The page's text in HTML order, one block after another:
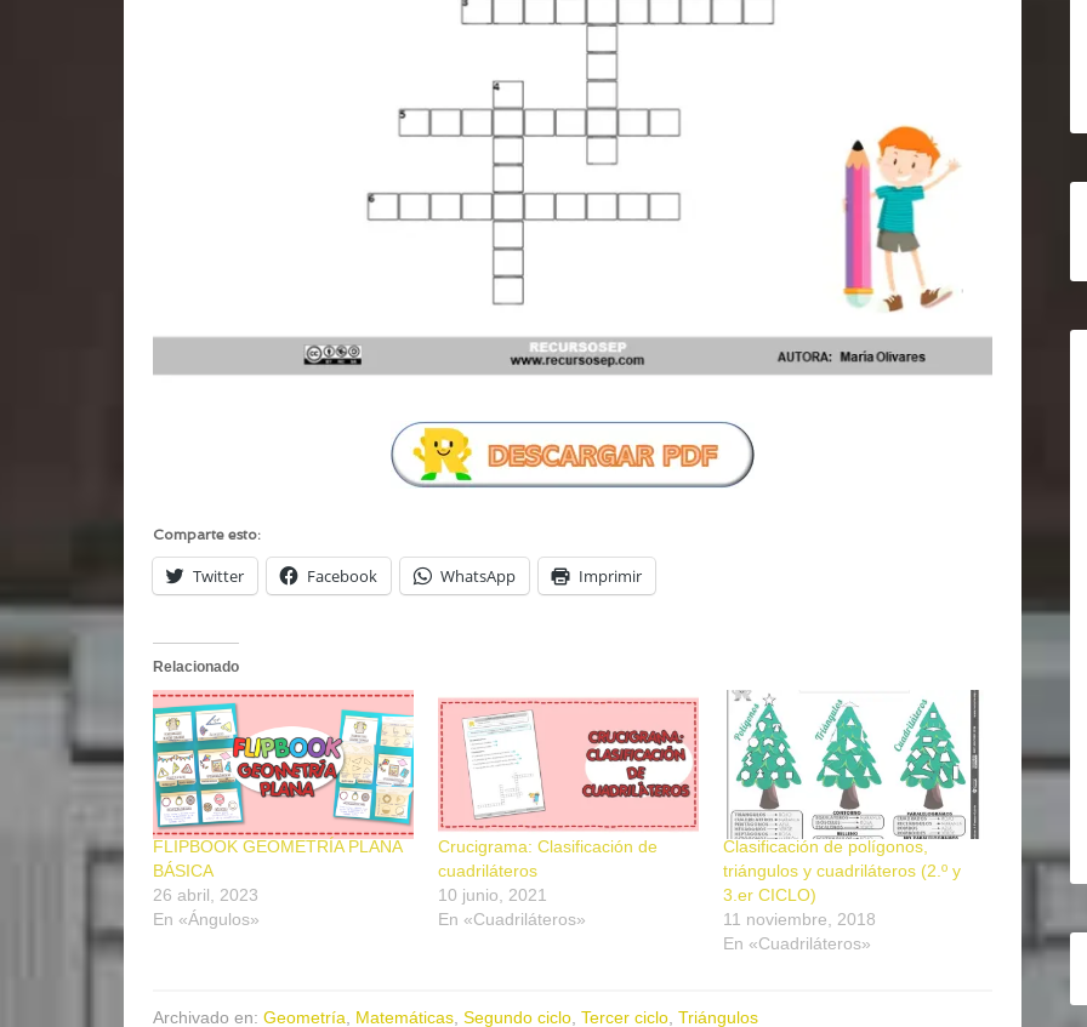
Comparte esto:
Twitter Facebook WhatsApp Imprimir
Relacionado
FLIPBOOK GEOMETRÍA PLANA
BÁSICA
26 abril, 2023
En «Ángulos»
Crucigrama: Clasificación de
cuadriláteros
10 junio, 2021
En «Cuadriláteros»
Clasificación de polígonos,
triángulos y cuadriláteros (2.º y
3.er CICLO)
11 noviembre, 2018
En «Cuadriláteros»
Archivado en: Geometría Matemáticas Segundo ciclo Tercer ciclo Triángulos